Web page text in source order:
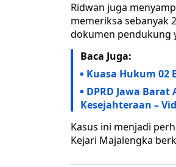
Ridwan juga
memeriksa sebanyak
dokumen pendukung
Baca Juga:
Kuasa Hukum 02
DPRD Jawa
Kesejahteraan –
Kasus ini menjadi
Kejari Majalengka